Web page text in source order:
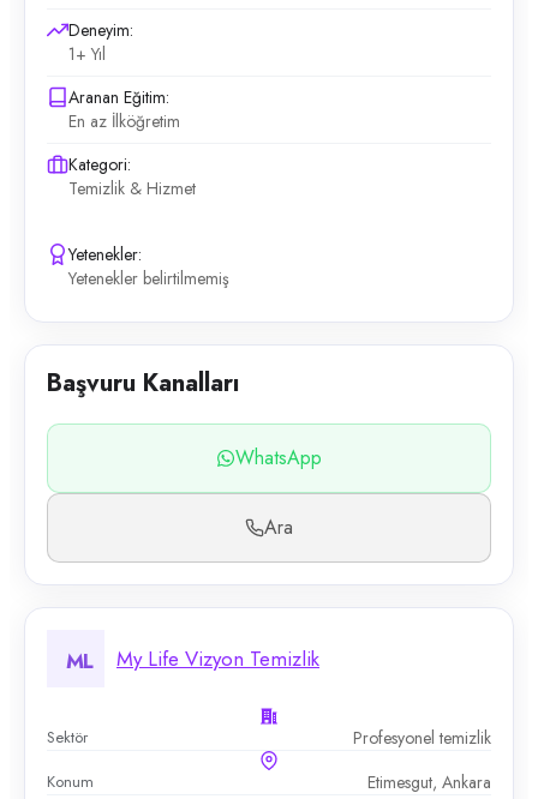
Deneyim:
1+ Yıl
Aranan Eğitim:
En az İlköğretim
Kategori:
Temizlik & Hizmet
Yetenekler:
Yetenekler belirtilmemiş
Başvuru Kanalları
WhatsApp
Ara
ML My Life Vizyon Temizlik
Sektör Profesyonel temizlik
Konum Etimesgut, Ankara